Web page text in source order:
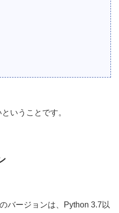
いうことです。
バージョンは、Python 3.7以